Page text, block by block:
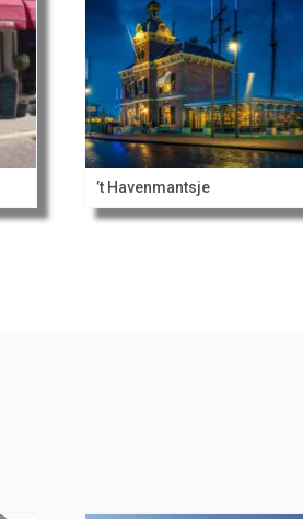
’t Havenmantsje